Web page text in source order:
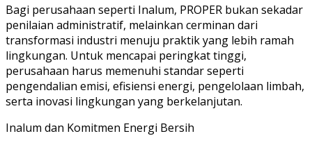
Bagi perusahaan seperti Inalum, PROPER bukan sekadar
penilaian administratif, melainkan cerminan dari
transformasi industri menuju praktik yang lebih ramah
lingkungan. Untuk mencapai peringkat tinggi,
perusahaan harus memenuhi standar seperti
pengendalian emisi, efisiensi energi, pengelolaan limbah,
serta inovasi lingkungan yang berkelanjutan.
Inalum dan Komitmen Energi Bersih